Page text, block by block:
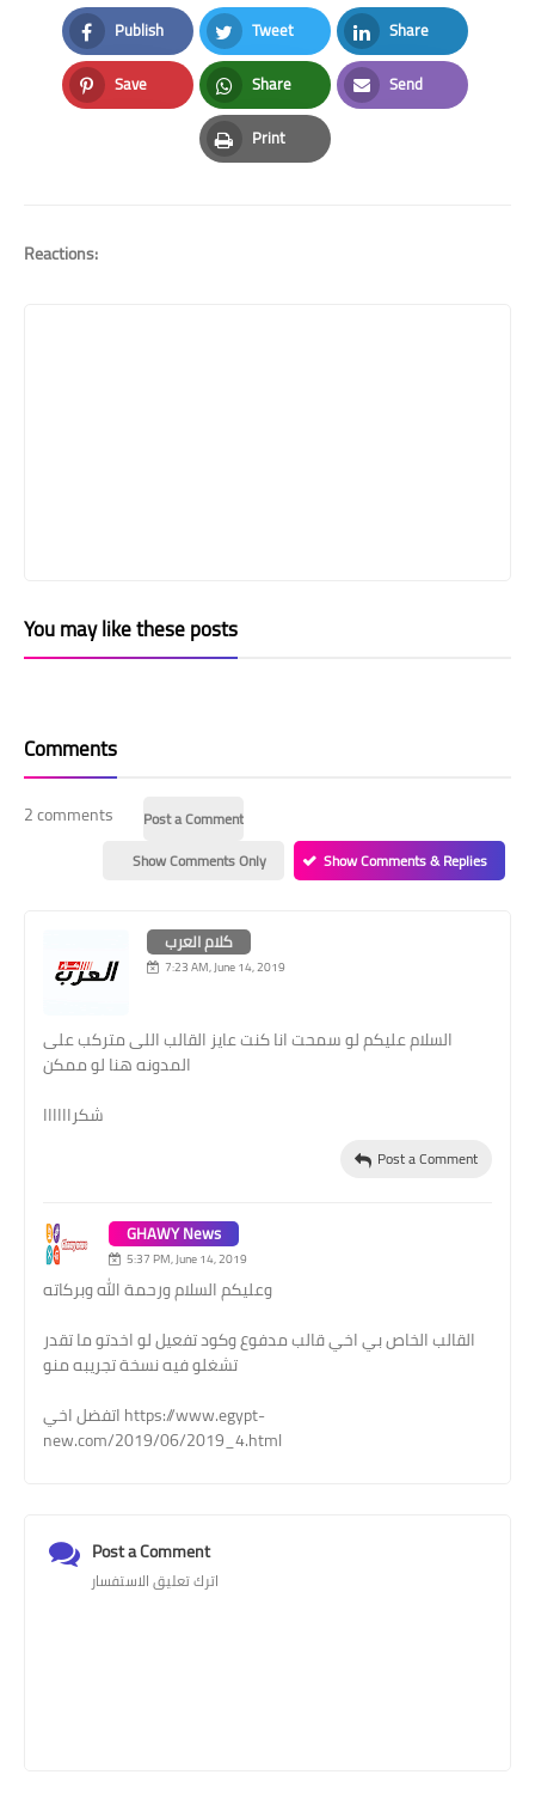
Publish
Facebook
Tweet
Twitter
Share
LinkedIn
Save
Pinterest
Share
Whatsapp
Send
Email
Print
Print
Reactions:
You may like these posts
Comments
2 comments
Post a Comment
Show Comments Only
Show Comments & Replies
كلام العرب
7:23 AM, June 14, 2019
السلام عليكم لو سمحت انا كنت عايز القالب اللى متركب على
المدونه هنا لو ممكن
شكراااااا
Post a Comment
GHAWY News
5:37 PM, June 14, 2019
وعليكم السلام ورحمة الله وبركاته
القالب الخاص بي اخي قالب مدفوع وكود تفعيل لو اخدتو ما تقدر
تشغلو فيه نسخة تجريبه منو
اتفضل اخي https://www.egypt-
new.com/2019/06/2019_4.html
Post a Comment
اترك تعليق الاستفسار